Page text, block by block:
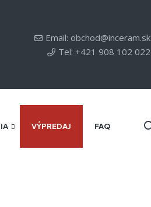
Email: obchod@inceram.sk
Tel: +421 908 102 022
VÝPREDAJ FAQ